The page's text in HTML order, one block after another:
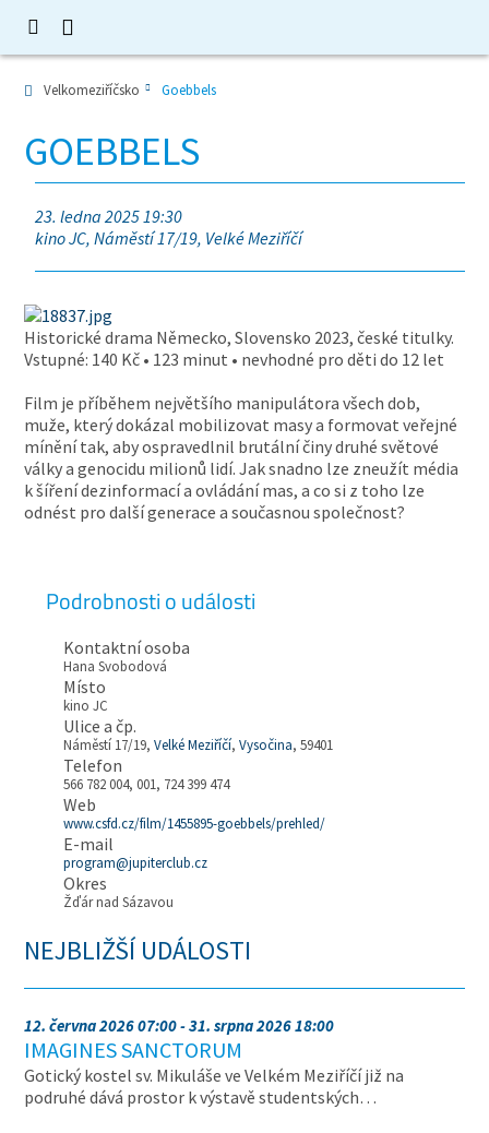
Velkomeziříčsko Goebbels
GOEBBELS
23. ledna 2025 19:30
kino JC, Náměstí 17/19, Velké Meziříčí
Historické drama Německo, Slovensko 2023, české titulky.
Vstupné: 140 Kč • 123 minut • nevhodné pro děti do 12 let
Film je příběhem největšího manipulátora všech dob,
muže, který dokázal mobilizovat masy a formovat veřejné
mínění tak, aby ospravedlnil brutální činy druhé světové
války a genocidu milionů lidí. Jak snadno lze zneužít média
k šíření dezinformací a ovládání mas, a co si z toho lze
odnést pro další generace a současnou společnost?
Podrobnosti o události
Kontaktní osoba
Hana Svobodová
Místo
kino JC
Ulice a čp.
Náměstí 17/19,Velké Meziříčí,Vysočina, 59401
Telefon
566 782 004, 001, 724 399 474
Web
www.csfd.cz/film/1455895-goebbels/prehled/
E-mail
program@jupiterclub.cz
Okres
Žďár nad Sázavou
NEJBLIŽŠÍ UDÁLOSTI
12. června 2026 07:00 - 31. srpna 2026 18:00
IMAGINES SANCTORUM
Gotický kostel sv. Mikuláše ve Velkém Meziříčí již na
podruhé dává prostor k výstavě studentských…